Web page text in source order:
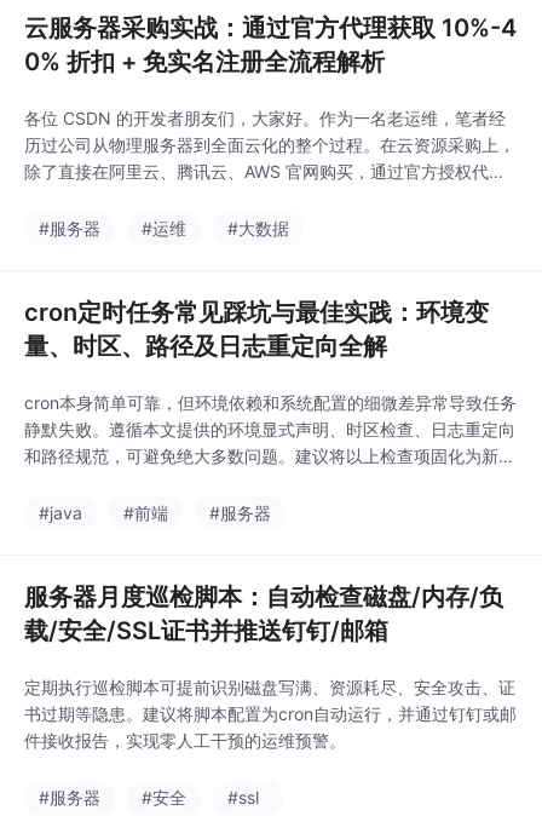
云服务器采购实战：通过官方代理获取 10%-4
0% 折扣 + 免实名注册全流程解析
各位 CSDN 的开发者朋友们，大家好。作为一名老运维，笔者经
历过公司从物理服务器到全面云化的整个过程。在云资源采购上，
除了直接在阿里云、腾讯云、AWS 官网购买，通过官方授权代理
验，剖析如何选择靠谱代理，并分享一个能节省大量预算的实操流
#服务器 #运维 #大数据
cron定时任务常见踩坑与最佳实践：环境变
量、时区、路径及日志重定向全解
cron本身简单可靠，但环境依赖和系统配置的细微差异常导致任务
静默失败。遵循本文提供的环境显式声明、时区检查、日志重定向
和路径规范，可避免绝大多数问题。建议将以上检查项固化为新服
#java
#前端 #服务器
服务器月度巡检脚本：自动检查磁盘/内存/负
载/安全/SSL证书并推送钉钉/邮箱
定期执行巡检脚本可提前识别磁盘写满、资源耗尽、安全攻击、证
书过期等隐患。建议将脚本配置为cron自动运行，并通过钉钉或邮
件接收报告，实现零人工干预的运维预警。
#服务器 #安全 #ssl